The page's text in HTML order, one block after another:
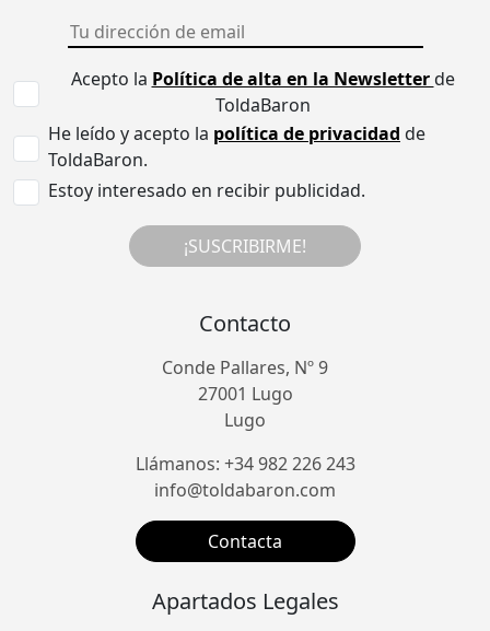
Acepto la Política de alta en la Newsletterde
ToldaBaron
He leído y acepto la política de privacidad de
ToldaBaron.
Estoy interesado en recibir publicidad.
¡SUSCRIBIRME!
Contacto
Conde Pallares, Nº 9
27001 Lugo
Lugo
Llámanos: +34 982 226 243
info@toldabaron.com
Contacta
Apartados Legales